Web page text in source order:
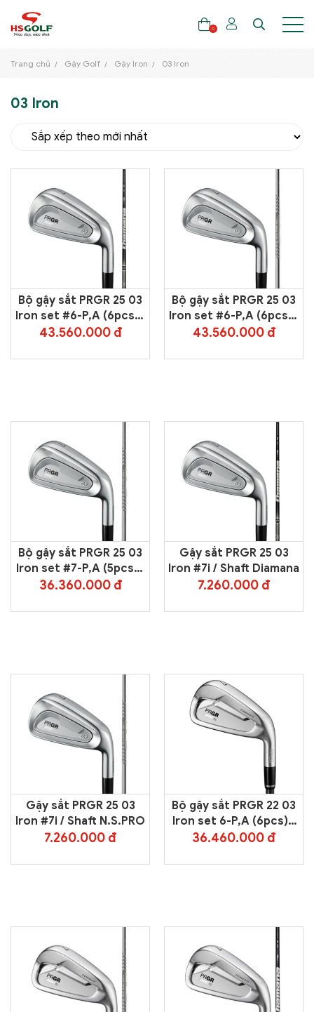
THƯƠNG HIỆU
GẬY GOLF
THỜI TRANG GOLF
GIÀY GOLF
TÚI GOLF
ĐẠI SỨ THƯƠNG HIỆU
0
Trang chủ Gậy Golf Gậy Iron 03 Iron
03 Iron
Bộ gậy sắt PRGR 25 03
Iron set #6-P,A (6pcs) /
Shaft Diamana
43.560.000 đ
Bộ gậy sắt PRGR 25 03
Iron set #6-P,A (6pcs) /
Shaft N.S.PRO
43.560.000 đ
Bộ gậy sắt PRGR 25 03
Iron set #7-P,A (5pcs) /
Shaft N.S.PRO
36.360.000 đ
Gậy sắt PRGR 25 03
Iron #7i / Shaft Diamana
7.260.000 đ
Gậy sắt PRGR 25 03
Iron #7i / Shaft N.S.PRO
7.260.000 đ
Bộ gậy sắt PRGR 22 03
Iron set 6-P,A (6pcs) /
Shaft N.S.PRO
36.460.000 đ